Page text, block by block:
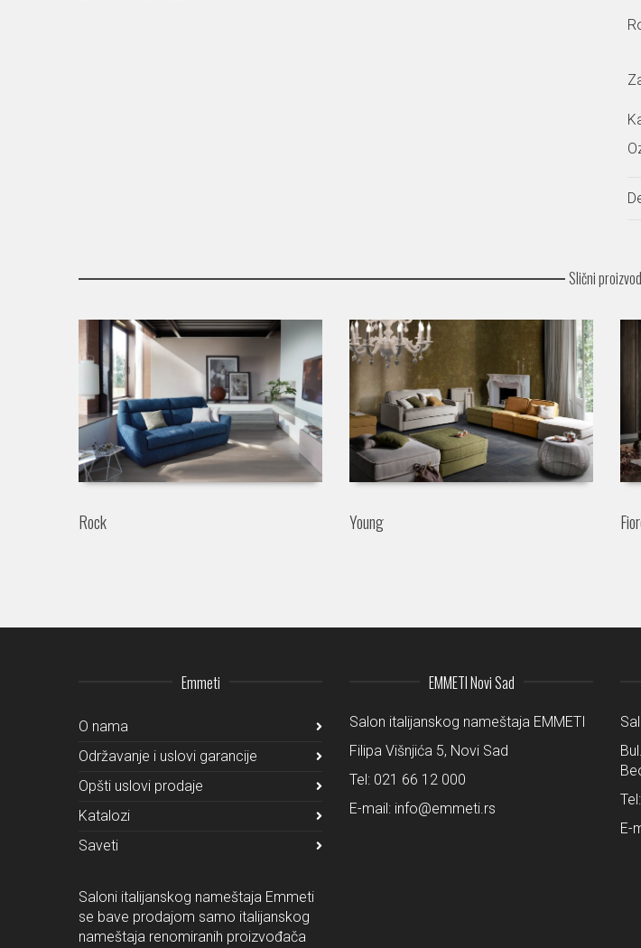
Slični
Rock Young
Emmeti
O nama
Održavanje i uslovi garancije
Opšti uslovi prodaje
Katalozi
Saveti
Saloni italijanskog nameštaja Emmeti
se bave prodajom samo italijanskog
nameštaja renomiranih proizvođača
EMMETI Novi Sad
Salon italijanskog nameštaja EMMETI
Filipa Višnjića 5, Novi Sad
Tel: 021 66 12 000
E-mail: info@emmeti.rs
Tel:
E-